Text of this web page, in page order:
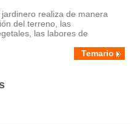
realiza de manera
del terreno, las
las labores de
Temario